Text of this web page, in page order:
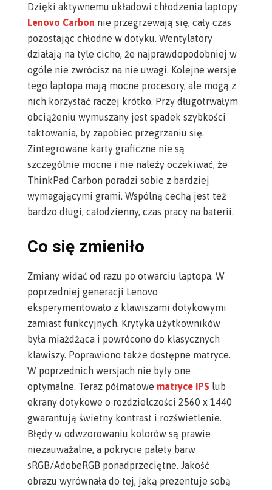
Dzięki aktywnemu układowi chłodzenia laptopy
Lenovo Carbon nie przegrzewają się, cały czas
pozostając chłodne w dotyku. Wentylatory
działają na tyle cicho, że najprawdopodobniej w
ogóle nie zwrócisz na nie uwagi. Kolejne wersje
tego laptopa mają mocne procesory, ale mogą z
nich korzystać raczej krótko. Przy długotrwałym
obciążeniu wymuszany jest spadek szybkości
taktowania, by zapobiec przegrzaniu się.
Zintegrowane karty graficzne nie są
szczególnie mocne i nie należy oczekiwać, że
ThinkPad Carbon poradzi sobie z bardziej
wymagającymi grami. Wspólną cechą jest też
bardzo długi, całodzienny, czas pracy na baterii.
Co się zmieniło
Zmiany widać od razu po otwarciu laptopa. W
poprzedniej generacji Lenovo
eksperymentowało z klawiszami dotykowymi
zamiast funkcyjnych. Krytyka użytkowników
była miażdżąca i powrócono do klasycznych
klawiszy. Poprawiono także dostępne matryce.
W poprzednich wersjach nie były one
optymalne. Teraz półmatowe matryce IPS lub
ekrany dotykowe o rozdzielczości 2560 x 1440
gwarantują świetny kontrast i rozświetlenie.
Błędy w odwzorowaniu kolorów są prawie
niezauważalne, a pokrycie palety barw
sRGB/AdobeRGB ponadprzeciętne. Jakość
obrazu wyrównała do tej, jaką prezentuje sobą